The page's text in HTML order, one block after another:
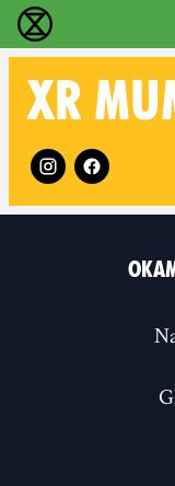
Rebelie proti
XR
Follow XR Mumbai